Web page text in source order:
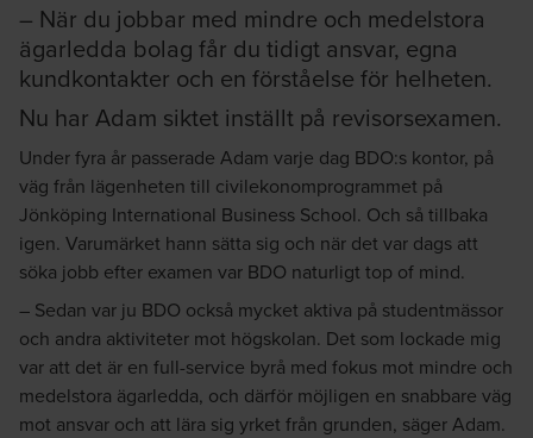
– När du jobbar med mindre och medelstora
ägarledda bolag får du tidigt ansvar, egna
kundkontakter och en förståelse för helheten.
Nu har Adam siktet inställt på revisorsexamen.
Under fyra år passerade Adam varje dag BDO:s kontor, på
väg från lägenheten till civilekonomprogrammet på
Jönköping International Business School. Och så tillbaka
igen. Varumärket hann sätta sig och när det var dags att
söka jobb efter examen var BDO naturligt top of mind.
– Sedan var ju BDO också mycket aktiva på studentmässor
och andra aktiviteter mot högskolan. Det som lockade mig
var att det är en full-service byrå med fokus mot mindre och
medelstora ägarledda, och därför möjligen en snabbare väg
mot ansvar och att lära sig yrket från grunden, säger Adam.